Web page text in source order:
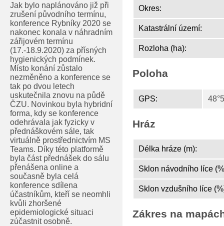
Jak bylo naplánováno již při
zrušení původního termínu,
konference Rybníky 2020 se
nakonec konala v náhradním
zářijovém termínu
(17.-18.9.2020) za přísných
hygienických podmínek.
Místo konání zůstalo
nezměněno a konference se
tak po dvou letech
uskutečnila znovu na půdě
ČZU. Novinkou byla hybridní
forma, kdy se konference
odehrávala jak fyzicky v
přednáškovém sále, tak
virtuálně prostřednictvím MS
Teams. Díky této platformě
byla část přednášek do sálu
přenášena online a
současně byla celá
konference sdílena
účastníkům, kteří se neomhli
kvůli zhoršené
epidemiologické situaci
zúčastnit osobně.
Okres:
Katastrální území:
Rozloha (ha):
Poloha
GPS:
Hráz
Délka hráze (m):
Sklon návodního líce
Sklon vzdušního líce
Zákres na